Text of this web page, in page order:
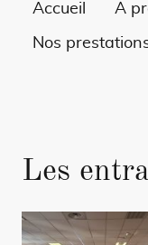
Accueil À
Nos
Les